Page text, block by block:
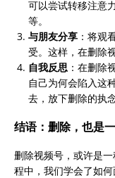
可以尝试转移注意
等。
与朋友分享 ：将观
受。这样，在删除
自我反思 ：在删除
自己为何会陷入这
去，放下删除的执念
结语：删除，也是
删除视频号，或许是
程中，我们学会了如